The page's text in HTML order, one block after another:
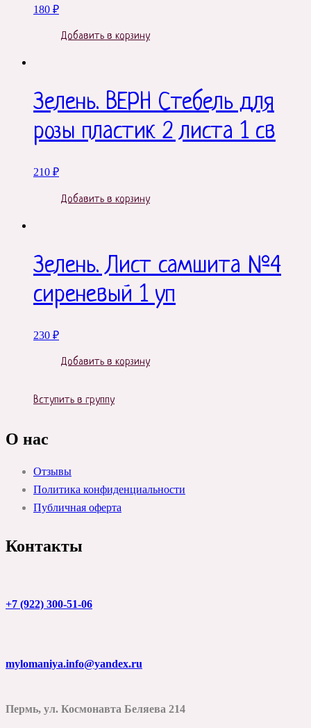
180 ₽
Добавить в корзину
Зелень. ВЕРН Стебель для
розы пластик 2 листа 1 св
210 ₽
Добавить в корзину
Зелень. Лист самшита №4
сиреневый 1 уп
230 ₽
Добавить в корзину
Вступить в группу
О нас
Отзывы
Политика конфиденциальности
Публичная оферта
Контакты
+7 (922) 300-51-06
mylomaniya.info@yandex.ru
Пермь, ул. Космонавта Беляева 214